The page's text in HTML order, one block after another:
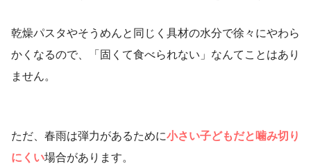
乾燥パスタやそうめんと同じく具材の水分で徐々にやわら
かくなるので、「固くて食べられない」なんてことはあり
ません。
ただ、春雨は弾力があるために小さい子どもだと噛み切り
にくい場合があります。